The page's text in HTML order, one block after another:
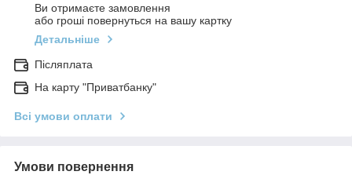
Ви отримаєте замовлення
або гроші повернуться на вашу картку
Детальніше
Післяплата
На карту "Приватбанку"
Всі умови оплати
Умови повернення